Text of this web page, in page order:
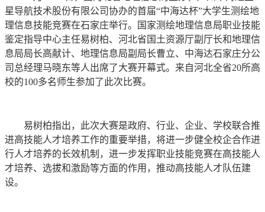
星导航技术股份有限公司协办的首届“中海达杯”大学生测绘地
理信息技能竞赛在石家庄举行。国家测绘地理信息局职业技能
鉴定指导中心主任易树柏、河北省国土资源厅副厅长和地理信
息局局长高献计、地理信息局副局长曹立、中海达石家庄分公
司总经理马晓东等人出席了大赛开幕式。来自河北全省20所高
校的100多名师生参加了此次比赛。
易树柏指出，此次大赛是政府、行业、企业、学校联合推
进高技能人才培养工作的重要举措，将进一步健全校企合作进
行人才培养的长效机制，进一步发挥职业技能竞赛在高技能人
才培养、选拔和激励等方面的作用，推动高技能人才队伍建
设。